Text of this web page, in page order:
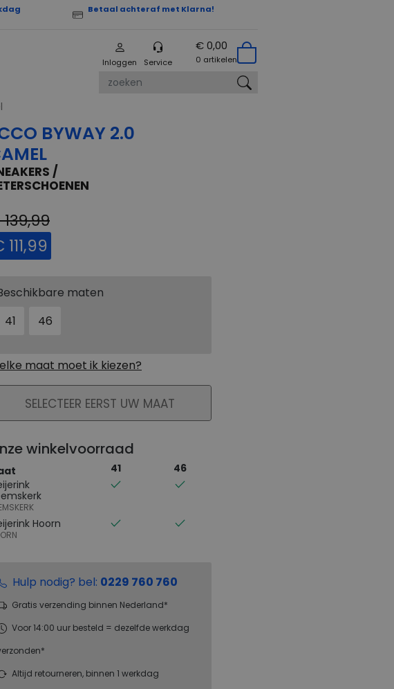
Betaal achteraf met Klarna!
Inloggen Service
€ 0,00
0 artikelen
BYWAY 2.0
/
maten
41
46
maat moet ik kiezen?
PLAATS IN WINKELMAND
SELECTEER EERST UW MAAT
winkelvoorraad
41
46
Hoorn
Hulp nodig? bel: 0229 760 760
Gratis verzending binnen Nederland*
Voor 14:00 uur besteld = dezelfde werkdag
Altijd retourneren, binnen 1 werkdag